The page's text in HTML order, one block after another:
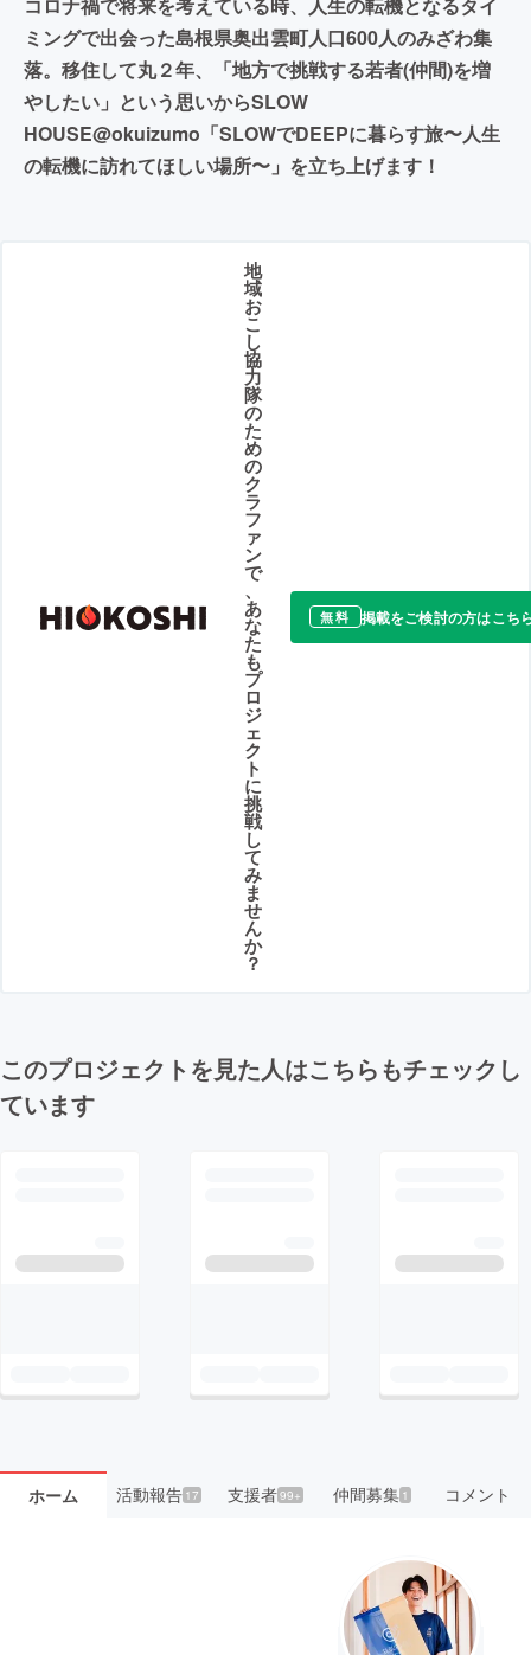
ミングで出会った島根県奥出雲町人口600人のみざわ集
落。移住して丸２年、「地方で挑戦する若者(仲間)を増
やしたい」という思いからSLOW
HOUSE@okuizumo「SLOWでDEEPに暮らす旅〜人生
の転機に訪れてほしい場所〜」を立ち上げます！
地
域
お
こ
し
協
力
隊
の
た
め
の
ク
ラ
フ
ァ
ン
で
、
あ
な
た
も
プ
ロ
ジ
ェ
ク
ト
に
挑
戦
し
て
み
ま
せ
ん
か
？
無料 掲載をご検討の方はこち
このプロジェクトを見た人はこちらもチェックし
ています
ホーム 活動報告17 支援者99+ 仲間募集 1 コメント